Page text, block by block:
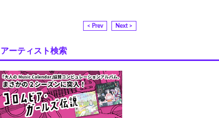
< Prev Next >
アーティスト検索